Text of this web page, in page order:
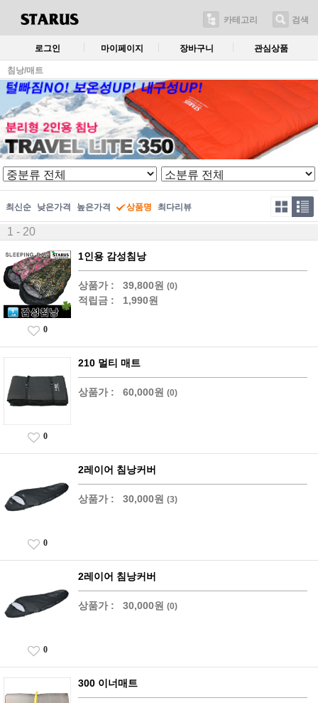
카테고리 검색
로그인 마이페이지 장바구니 관심상품
침낭/매트
최신순 낮은가격 높은가격 상품명 최다리뷰
1 - 20
1인용 감성침낭
상품가 : 39,800원 (0)
적립금 : 1,990원
0
210 멀티 매트
상품가 : 60,000원 (0)
0
2레이어 침낭커버
상품가 : 30,000원 (3)
0
2레이어 침낭커버
상품가 : 30,000원 (0)
0
300 이너매트